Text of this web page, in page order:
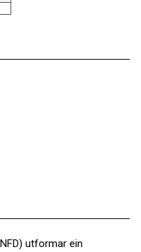
utformar ein